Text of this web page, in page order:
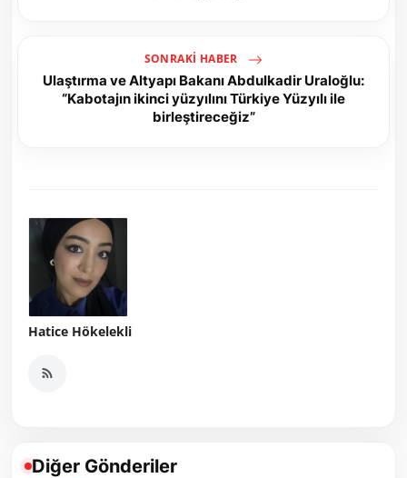
SONRAKI HABER
Ulaştırma ve Altyapı Bakanı Abdulkadir Uraloğlu:
“Kabotajın ikinci yüzyılını Türkiye Yüzyılı ile
birleştireceğiz”
Hatice Hökelekli
Diğer Gönderiler